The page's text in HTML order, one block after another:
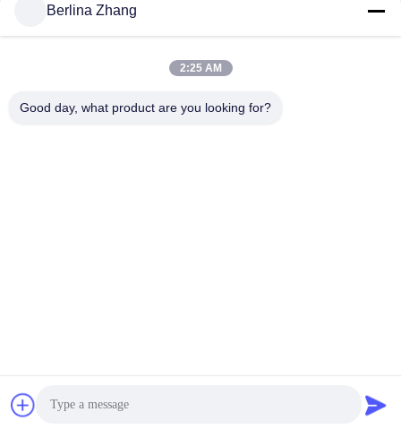
Berlina Zhang
2:25 AM
Good day, what product are you looking for?